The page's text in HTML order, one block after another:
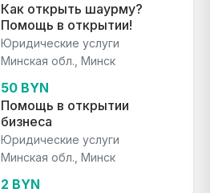
Как открыть шаурму?
Помощь в открытии!
Юридические услуги
Минская обл., Минск
50 BYN
Помощь в открытии
бизнеса
Юридические услуги
Минская обл., Минск
2 BYN